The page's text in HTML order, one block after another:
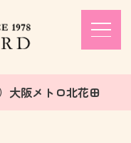
阪メトロ北花田